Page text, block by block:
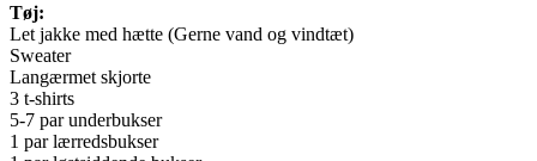
Tøj:
Let jakke med hætte (Gerne vand og vindtæt)
Sweater
Langærmet skjorte
3 t-shirts
5-7 par underbukser
1 par lærredsbukser